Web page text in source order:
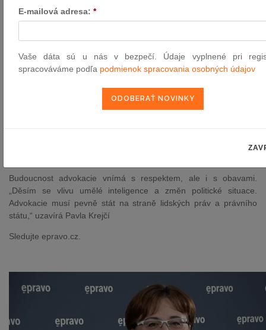
schránek doručovat,“ říká Pavla Krejčí a dodává, že obdobný
advokátů. „Od advokáta se očekává stoprocentní výkon, slabost
se v advokacii neodpouští. Já sama chodím na terapie a musím
říct, že je to strašně očistné,“ popisuje Pavla Krejčí.
veřejností a soudy. „Bylo by to politicky průchozí řešení a zároveň
Budoucnost advokacie vnímá s respektem, ale i s obavami.
„Děsím se vlivu umělé inteligence a změn politické situace.
Advokacie musí pevně stát na straně lidských práv a právního
státu,“ uzavírá Pavla Krejčí
Sledujte epravo.cz.
E-mailová adresa: *
Vaše dáta sú u nás v bezpečí. Údaje vyplnené pri
spracováváme podľa podmienok spracovania osobných údajov